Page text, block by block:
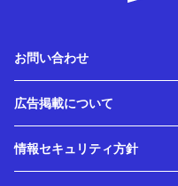
お問い合わせ
広告掲載について
情報セキュリティ方針